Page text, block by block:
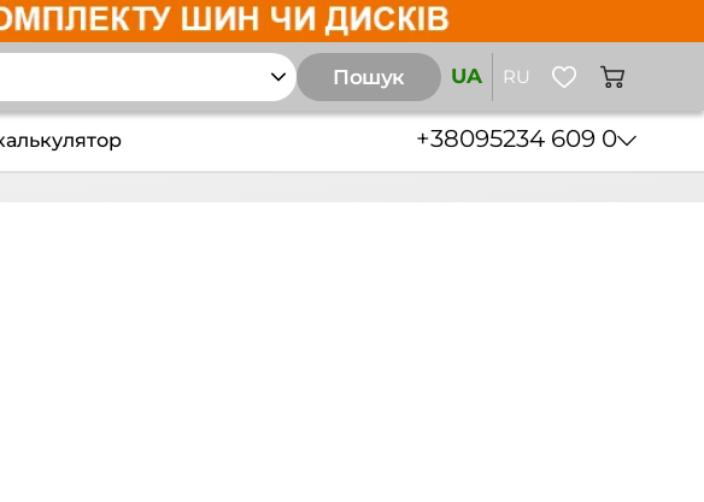
Пошук UA RU
+38095234 609 0